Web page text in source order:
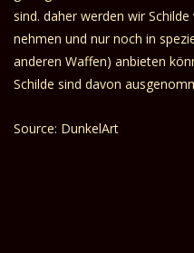
sind. daher werden wir
nehmen und nur noch in
anderen Waffen) anbieten
Schilde sind davon
Source: DunkelArt